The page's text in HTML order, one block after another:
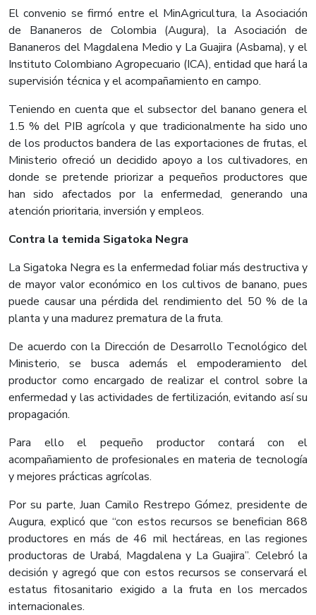
El convenio se firmó entre el MinAgricultura, la Asociación
de Bananeros de Colombia (Augura), la Asociación de
Bananeros del Magdalena Medio y La Guajira (Asbama), y el
Instituto Colombiano Agropecuario (ICA), entidad que hará la
supervisión técnica y el acompañamiento en campo.
Teniendo en cuenta que el subsector del banano genera el
1.5 % del PIB agrícola y que tradicionalmente ha sido uno
de los productos bandera de las exportaciones de frutas, el
Ministerio ofreció un decidido apoyo a los cultivadores, en
donde se pretende priorizar a pequeños productores que
han sido afectados por la enfermedad, generando una
atención prioritaria, inversión y empleos.
Contra la temida Sigatoka Negra
La Sigatoka Negra es la enfermedad foliar más destructiva y
de mayor valor económico en los cultivos de banano, pues
puede causar una pérdida del rendimiento del 50 % de la
planta y una madurez prematura de la fruta.
De acuerdo con la Dirección de Desarrollo Tecnológico del
Ministerio, se busca además el empoderamiento del
productor como encargado de realizar el control sobre la
enfermedad y las actividades de fertilización, evitando así su
propagación.
Para ello el pequeño productor contará con el
acompañamiento de profesionales en materia de tecnología
y mejores prácticas agrícolas.
Por su parte, Juan Camilo Restrepo Gómez, presidente de
Augura, explicó que “con estos recursos se benefician 868
productores en más de 46 mil hectáreas, en las regiones
productoras de Urabá, Magdalena y La Guajira”. Celebró la
decisión y agregó que con estos recursos se conservará el
estatus fitosanitario exigido a la fruta en los mercados
internacionales.